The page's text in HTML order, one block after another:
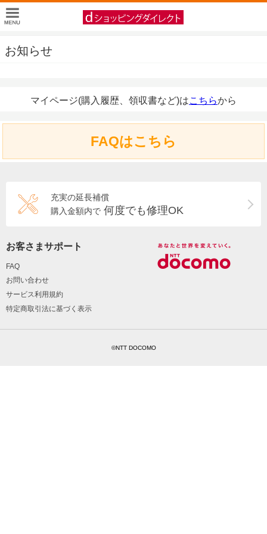
お知らせ
マイページ(購入履歴、領収書など)はこちらから
FAQはこちら
充実の延長補償
購入金額内で 何度でも修理OK
お客さまサポート
FAQ
お問い合わせ
サービス利用規約
特定商取引法に基づく表示
©NTT DOCOMO